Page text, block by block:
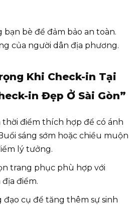
bạn bè để đảm bảo an toàn.
của người dân địa phương.
Khi Check-in Tại
in Đẹp Ở Sài Gòn”
thời điểm thích hợp để có ánh
sáng sớm hoặc chiều muộn
lý tưởng.
trang phục phù hợp với
điểm.
đạo cụ để tăng thêm sự sinh